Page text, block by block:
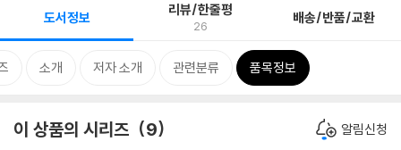
도서정보 리뷰/한줄평
26 배송/반품/교환
소개 저자 소개 관련분류 품목정보
이 상품의 시리즈 9 알림신청